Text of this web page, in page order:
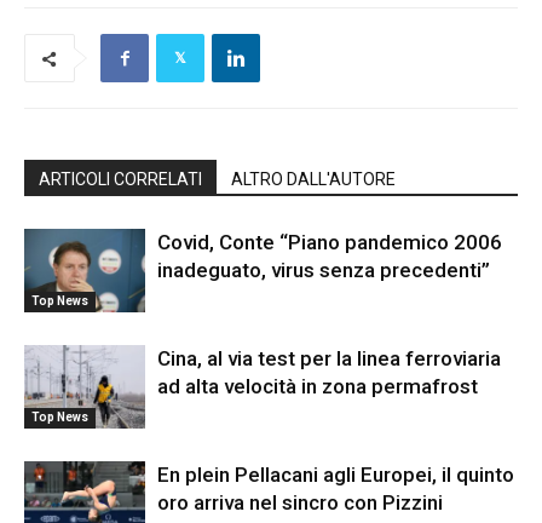
ARTICOLI CORRELATI ALTRO DALL'AUTORE
Top News
Covid, Conte “Piano pandemico 2006
inadeguato, virus senza precedenti”
Top News
Cina, al via test per la linea ferroviaria
ad alta velocità in zona permafrost
En plein Pellacani agli Europei, il quinto
oro arriva nel sincro con Pizzini